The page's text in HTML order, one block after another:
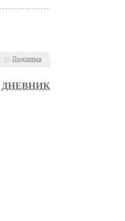
Поделиться
ДНЕВНИК